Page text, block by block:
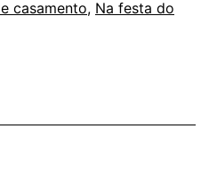
casamento, Na festa do